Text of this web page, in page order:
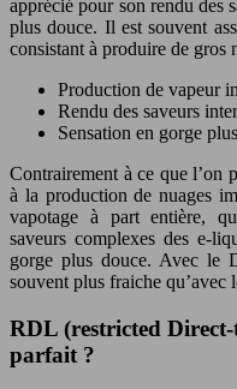
apprécié pour son rendu des
plus douce. Il est souvent
consistant à produire de gros
Production de vapeur
Rendu des saveurs
Sensation en gorge
Contrairement à ce que l’on
à la production de nuages
vapotage à part entière,
saveurs complexes des e-
gorge plus douce. Avec le
souvent plus fraiche qu’avec
RDL (restricted
parfait ?